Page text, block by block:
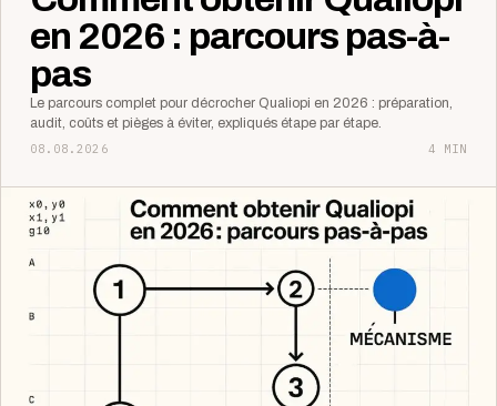
en 2026 : parcours pas-à-
pas
Le parcours complet pour décrocher Qualiopi en 2026 : préparation,
audit, coûts et pièges à éviter, expliqués étape par étape.
08.08.2026
4 MIN